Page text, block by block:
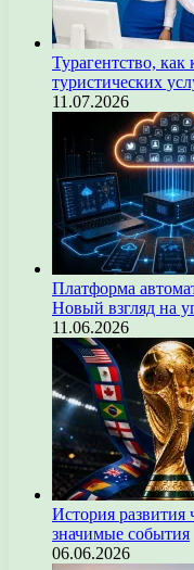
Турагентство,
туристических
11.07.2026
Платформа
Новый взгляд на
11.06.2026
История развития
значимые события
06.06.2026